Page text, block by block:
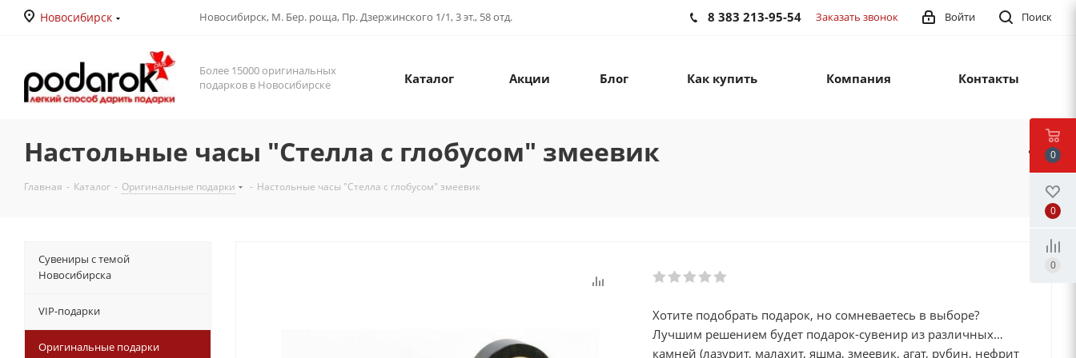
Новосибирск Новосибирск, М. Бер. роща, Пр. Дзержинского 1/1, 3 эт., 58 отд. Поиск
Войти
8 383 213-95-54 Заказать звонок
Более 15000 оригинальных
подарков в Новосибирске
Каталог Акции Блог Как купить Компания Контакты
Настольные часы "Стелла с глобусом" змеевик
Главная - Каталог - Оригинальные подарки - Настольные часы "Стелла с глобусом" змеевик
Хотите подобрать подарок, но сомневаетесь в выборе?
Лучшим решением будет подарок-сувенир из различных
камней (лазурит, малахит, яшма, змеевик, агат, рубин, нефрит
Сувениры с темой
Новосибирска
VIP-подарки
Оригинальные подарки
0
0
0